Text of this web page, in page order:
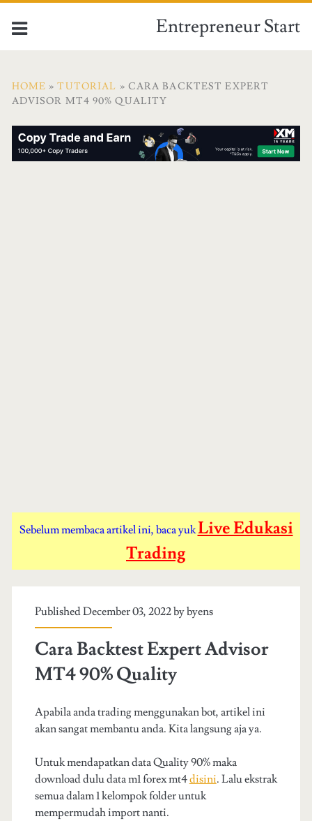
Entrepreneur Start
HOME »TUTORIAL » CARA BACKTEST EXPERT
ADVISOR MT4 90% QUALITY
Sebelum membaca artikel ini, baca yukLive Edukasi
Trading
Published December 03, 2022 bybyens
Cara Backtest Expert Advisor
MT4 90% Quality
Apabila anda trading menggunakan bot, artikel ini
akan sangat membantu anda. Kita langsung aja ya.
Untuk mendapatkan data Quality 90% maka
download dulu data m1 forex mt4disini. Lalu ekstrak
semua dalam 1 kelompok folder untuk
mempermudah import nanti.